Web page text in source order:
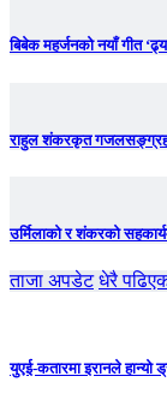
बिबेक महर्जनको नयाँ गीत
राहुल शंकरकृत गजलसङ्ग्रह
उर्मिलाको र शंकरको
ताजा अपडेट धेरै
युएई-कतारमा इरानले हान्यो